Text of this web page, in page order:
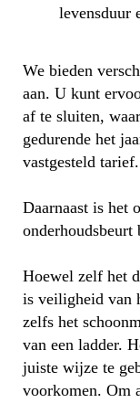
levensduur
We bieden
aan. U kunt
af te sluiten,
gedurende het
vastgesteld tarief.
Daarnaast is het
onderhoudsbeurt
Hoewel zelf het
is veiligheid van
zelfs het
van een ladder.
juiste wijze te
voorkomen. Om